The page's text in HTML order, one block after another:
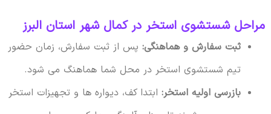
مراحل شستشوی استخر در کمال شهر استان البرز
ثبت سفارش و هماهنگی:پس از ثبت سفارش، زمان حضور
تیم شستشوی استخر در محل شما هماهنگ می شود.
بازرسی اولیه استخر:ابتدا کف، دیواره ها و تجهیزات استخر